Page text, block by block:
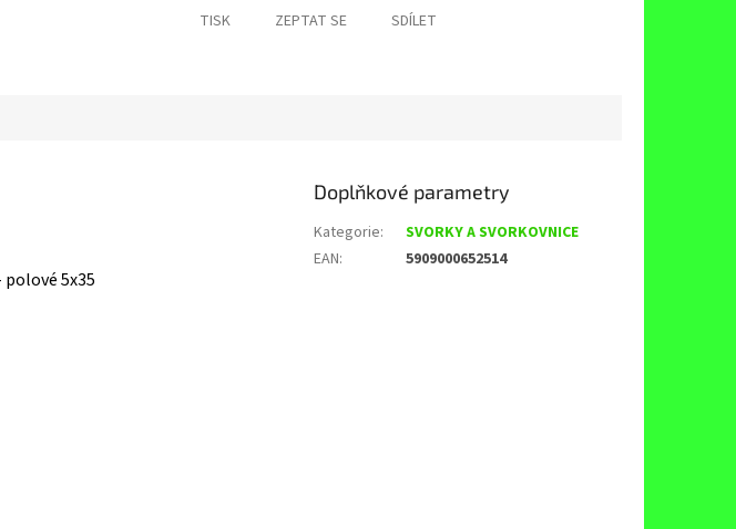
TISK ZEPTAT SE SDÍLET
5x35
Doplňkové parametry
Kategorie:
SVORKY A SVORKOVNICE
EAN: 5909000652514